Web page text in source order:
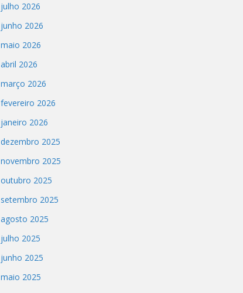
julho 2026
junho 2026
maio 2026
abril 2026
março 2026
fevereiro 2026
janeiro 2026
dezembro 2025
novembro 2025
outubro 2025
setembro 2025
agosto 2025
julho 2025
junho 2025
maio 2025